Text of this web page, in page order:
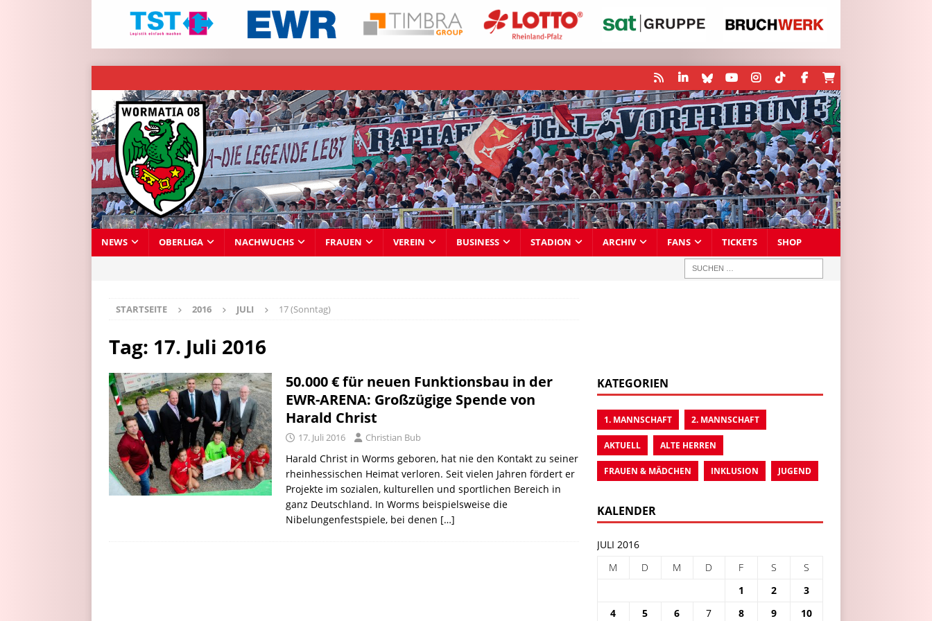
NEWS OBERLIGA NACHWUCHS FRAUEN VEREIN BUSINESS STADION ARCHIV FANS TICKETS SHOP
STARTSEITE 2016 JULI 17 (Sonntag)
Tag: 17. Juli 2016
50.000 € für neuen Funktionsbau in der
EWR-ARENA: Großzügige Spende von
Harald Christ
17. Juli 2016 Christian Bub
Harald Christ in Worms geboren, hat nie den Kontakt zu seiner
rheinhessischen Heimat verloren. Seit vielen Jahren fördert er
Projekte im sozialen, kulturellen und sportlichen Bereich in
ganz Deutschland. In Worms beispielsweise die
Nibelungenfestspiele, bei denen […]
KATEGORIEN
1. MANNSCHAFT 2. MANNSCHAFT
AKTUELL ALTE HERREN
FRAUEN & MÄDCHEN INKLUSION JUGEND
KALENDER
JULI 2016
M
D M D F S
S
1
2
3
4
5 6 7 8 9 10